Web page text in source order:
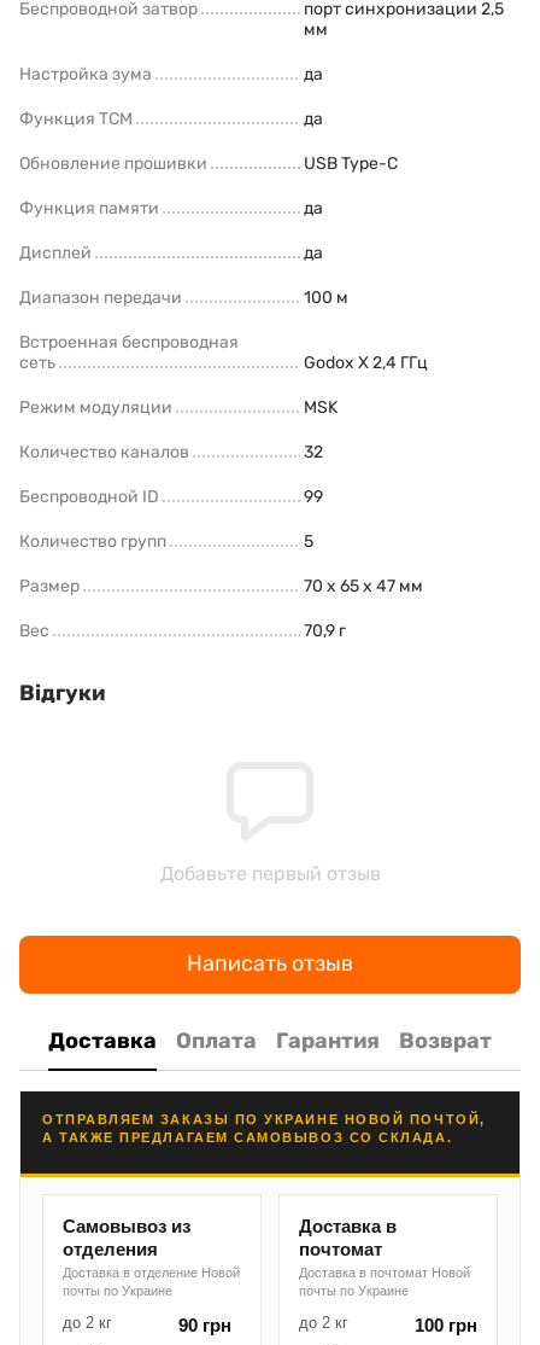
Беспроводной затвор
порт синхронизации 2,5
мм
Настройка зума да
Функция TCM да
Обновление прошивки USB Type-C
Функция памяти да
Дисплей да
Диапазон передачи 100 м
Встроенная беспроводная
сеть
Godox X 2,4 ГГц
Режим модуляции MSK
Количество каналов 32
Беспроводной ID 99
Количество групп 5
Размер 70 x 65 x 47 мм
Вес 70,9 г
Відгуки
Добавьте первый отзыв
Написать отзыв
Доставка Оплата Гарантия Возврат
ОТПРАВЛЯЕМ ЗАКАЗЫ ПО УКРАИНЕ НОВОЙ ПОЧТОЙ,
А ТАКЖЕ ПРЕДЛАГАЕМ САМОВЫВОЗ СО СКЛАДА.
Самовывоз из
отделения
Доставка в отделение Новой
почты по Украине
до 2 кг 90 грн
Доставка в
почтомат
Доставка в почтомат Новой
почты по Украине
до 2 кг 100 грн